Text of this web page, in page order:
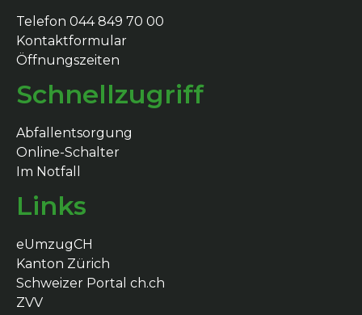
Telefon 044 849 70 00
Kontaktformular
Öffnungszeiten
Schnellzugriff
Abfallentsorgung
Online-Schalter
Im Notfall
Links
eUmzugCH
Kanton Zürich
Schweizer Portal ch.ch
ZVV